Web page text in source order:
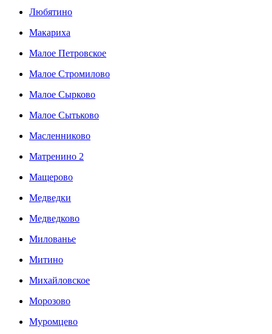
Любятино
Макариха
Малое Петровское
Малое Стромилово
Малое Сырково
Малое Сытьково
Масленниково
Матренино 2
Мащерово
Медведки
Медведково
Милованье
Митино
Михайловское
Морозово
Муромцево